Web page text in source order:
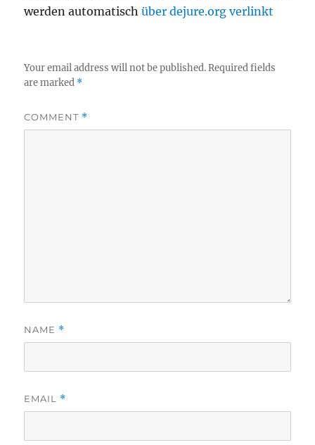
werden automatischüber dejure.org verlinkt
Your email address will not be published. Required fields
are marked *
COMMENT *
NAME *
EMAIL *